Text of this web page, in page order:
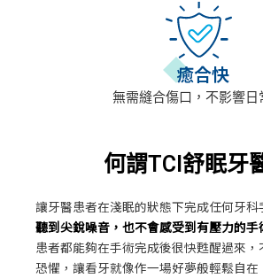
癒合快
無需縫合傷口，不影響日
何謂TCI舒眠牙
讓牙醫患者在淺眠的狀態下完成任何牙科
聽到尖銳噪音，也不會感受到有壓力的手
患者都能夠在手術完成後很快甦醒過來
恐懼，讓看牙就像作一場好夢般輕鬆自在